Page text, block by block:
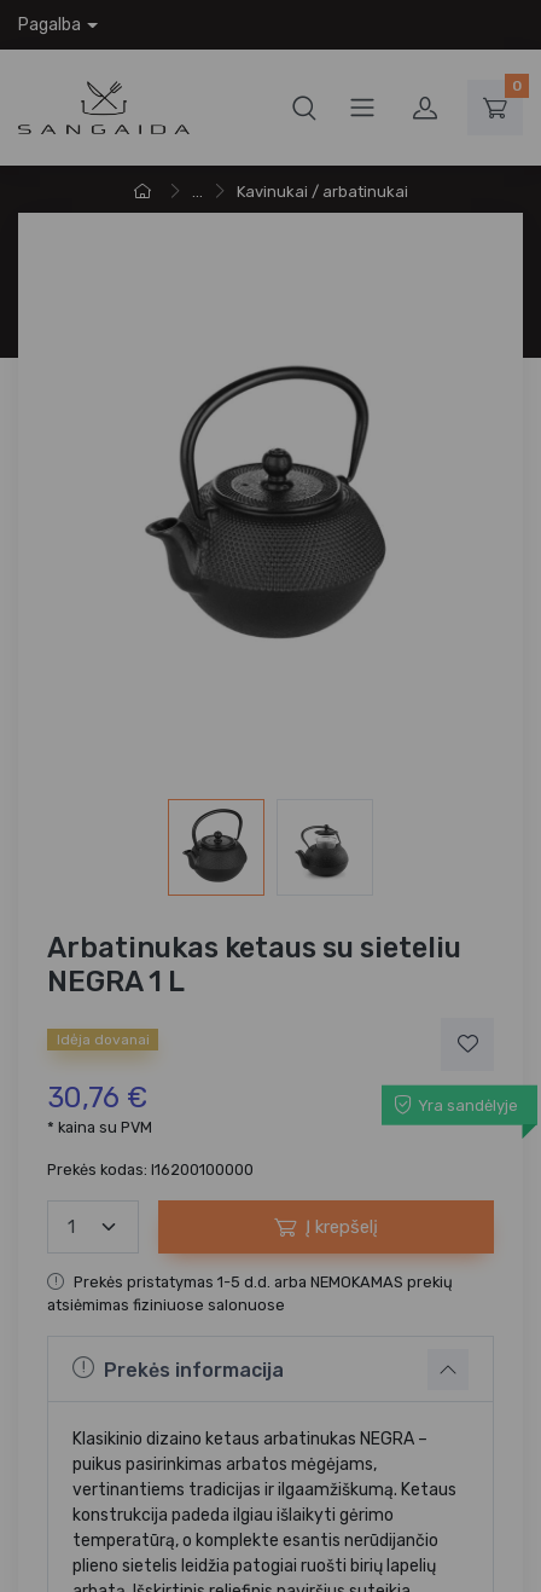
Pagalba
0
... Kavinukai / arbatinukai
Arbatinukas ketaus su sieteliu
NEGRA 1 L
Idėja dovanai
30,76 €
Yra sandėlyje
* kaina su PVM
Prekės kodas: I16200100000
Į krepšelį
Prekės pristatymas 1-5 d.d. arba NEMOKAMAS prekių
atsiėmimas fiziniuose salonuose
Prekės informacija
Klasikinio dizaino ketaus arbatinukas NEGRA –
puikus pasirinkimas arbatos mėgėjams,
vertinantiems tradicijas ir ilgaamžiškumą. Ketaus
konstrukcija padeda ilgiau išlaikyti gėrimo
temperatūrą, o komplekte esantis nerūdijančio
plieno sietelis leidžia patogiai ruošti birių lapelių